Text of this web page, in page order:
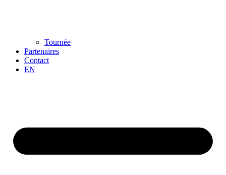
Tournée
Partenaires
Contact
EN